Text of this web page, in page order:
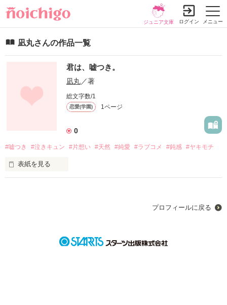
メニュー
ジュニア文庫 ログイン
凪丸さんの作品一覧
君は、嘘つき。
凪丸／著
総文字数/1
恋愛(学園) 1ページ
0
#嘘つき #泣きキュン #片想い #天然 #純愛 #ラブコメ #鈍感 #ヤキモチ
表紙を見る
プロフィールに戻る